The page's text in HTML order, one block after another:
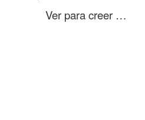
Ver para creer …